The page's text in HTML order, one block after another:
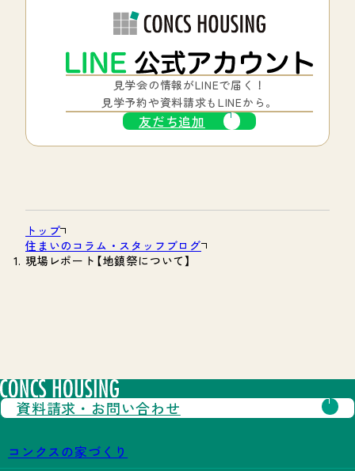
見学会の情報がLINEで届く！
見学予約や資料請求もLINEから。
友だち追加
トップ
住まいのコラム・スタッフブログ
現場レポート【地鎮祭について】
コンクスの家づくり
資料請求・ お問い合わせ